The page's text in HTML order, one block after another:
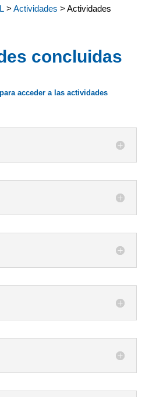
> Actividades > Actividades
concluidas
acceder a las actividades